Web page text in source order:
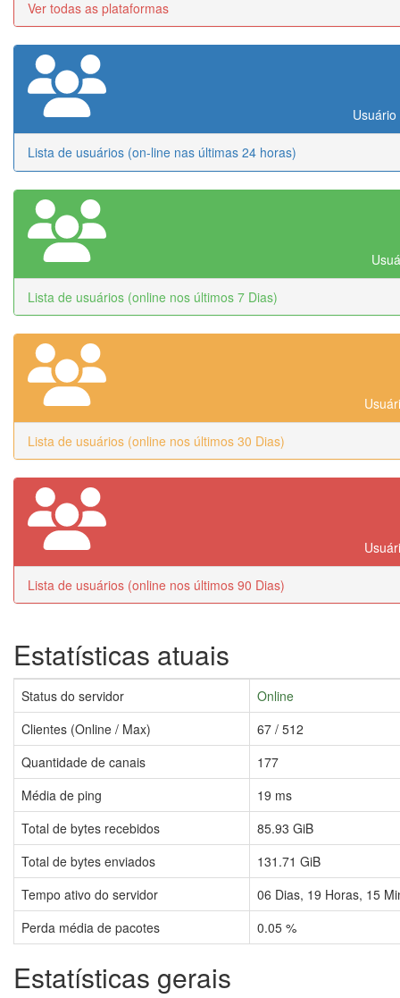
Ver todas as plataformas
Lista de usuários (on-line nas últimas 24 horas)
Lista de usuários (online nos últimos 7 Dias)
Lista de usuários (online nos últimos 30 Dias)
Lista de usuários (online nos últimos 90 Dias)
Estatísticas atuais
Status do servidor
Online
Clientes (Online / Max)
67 / 512
Quantidade de canais
177
Média de ping
19 ms
Total de bytes recebidos
85.93 GiB
Total de bytes enviados
131.71 GiB
Tempo ativo do servidor
06 Dias, 19 Horas, 15
Perda média de pacotes
0.05 %
Estatísticas gerais